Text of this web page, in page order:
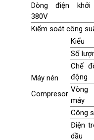
Dòng điện khởi
380V
Kiểm soát công
Máy nén
Compresor
Kiểu
Số
Chế
động
máy
Công
Điện
dầu